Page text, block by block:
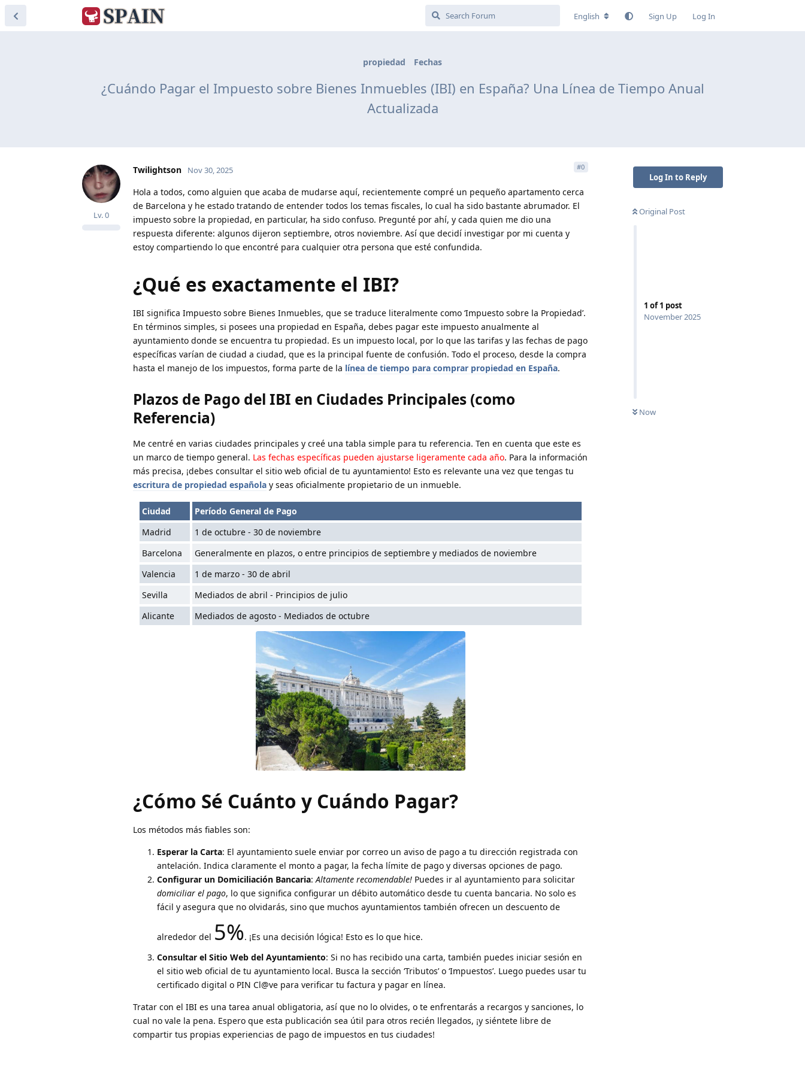
English Sign Up Log In
propiedad Fechas
¿Cuándo Pagar el Impuesto sobre Bienes Inmuebles (IBI) en España? Una Línea de Tiempo Anual
Actualizada
Log In to Reply
Original Post
1 of1 post
November 2025
Now
Twilightson
Lv.0
Nov 30, 2025 #0
Hola a todos, como alguien que acaba de mudarse aquí, recientemente compré un pequeño apartamento cerca
de Barcelona y he estado tratando de entender todos los temas fiscales, lo cual ha sido bastante abrumador. El
impuesto sobre la propiedad, en particular, ha sido confuso. Pregunté por ahí, y cada quien me dio una
respuesta diferente: algunos dijeron septiembre, otros noviembre. Así que decidí investigar por mi cuenta y
estoy compartiendo lo que encontré para cualquier otra persona que esté confundida.
¿Qué es exactamente el IBI?
IBI significa Impuesto sobre Bienes Inmuebles, que se traduce literalmente como ‘Impuesto sobre la Propiedad’.
En términos simples, si posees una propiedad en España, debes pagar este impuesto anualmente al
ayuntamiento donde se encuentra tu propiedad. Es un impuesto local, por lo que las tarifas y las fechas de pago
específicas varían de ciudad a ciudad, que es la principal fuente de confusión. Todo el proceso, desde la compra
hasta el manejo de los impuestos, forma parte de la línea de tiempo para comprar propiedad en España.
Plazos de Pago del IBI en Ciudades Principales (como
Referencia)
Me centré en varias ciudades principales y creé una tabla simple para tu referencia. Ten en cuenta que este es
un marco de tiempo general. Las fechas específicas pueden ajustarse ligeramente cada año. Para la información
más precisa, ¡debes consultar el sitio web oficial de tu ayuntamiento! Esto es relevante una vez que tengas tu
escritura de propiedad española y seas oficialmente propietario de un inmueble.
Ciudad
Período General de Pago
Madrid
1 de octubre - 30 de noviembre
Barcelona
Generalmente en plazos, o entre principios de septiembre y mediados de noviembre
Valencia
1 de marzo - 30 de abril
Sevilla
Mediados de abril - Principios de julio
Alicante
Mediados de agosto - Mediados de octubre
¿Cómo Sé Cuánto y Cuándo Pagar?
Los métodos más fiables son:
Esperar la Carta: El ayuntamiento suele enviar por correo un aviso de pago a tu dirección registrada con
antelación. Indica claramente el monto a pagar, la fecha límite de pago y diversas opciones de pago.
Configurar un Domiciliación Bancaria:Altamente recomendable! Puedes ir al ayuntamiento para solicitar
domiciliar el pago, lo que significa configurar un débito automático desde tu cuenta bancaria. No solo es
fácil y asegura que no olvidarás, sino que muchos ayuntamientos también ofrecen un descuento de
alrededor del 5%. ¡Es una decisión lógica! Esto es lo que hice.
Consultar el Sitio Web del Ayuntamiento: Si no has recibido una carta, también puedes iniciar sesión en
el sitio web oficial de tu ayuntamiento local. Busca la sección ‘Tributos’ o ‘Impuestos’. Luego puedes usar tu
certificado digital o PIN Cl@ve para verificar tu factura y pagar en línea.
Tratar con el IBI es una tarea anual obligatoria, así que no lo olvides, o te enfrentarás a recargos y sanciones, lo
cual no vale la pena. Espero que esta publicación sea útil para otros recién llegados, ¡y siéntete libre de
compartir tus propias experiencias de pago de impuestos en tus ciudades!